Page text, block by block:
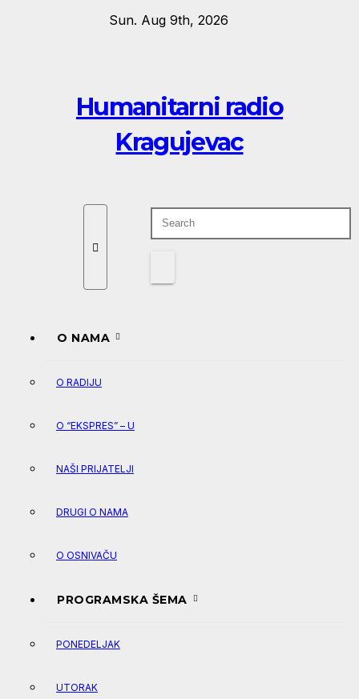
Sun. Aug 9th, 2026
Humanitarni radio
Kragujevac
O NAMA
O RADIJU
O “EKSPRES” – U
NAŠI PRIJATELJI
DRUGI O NAMA
O OSNIVAČU
PROGRAMSKA ŠEMA
PONEDELJAK
UTORAK